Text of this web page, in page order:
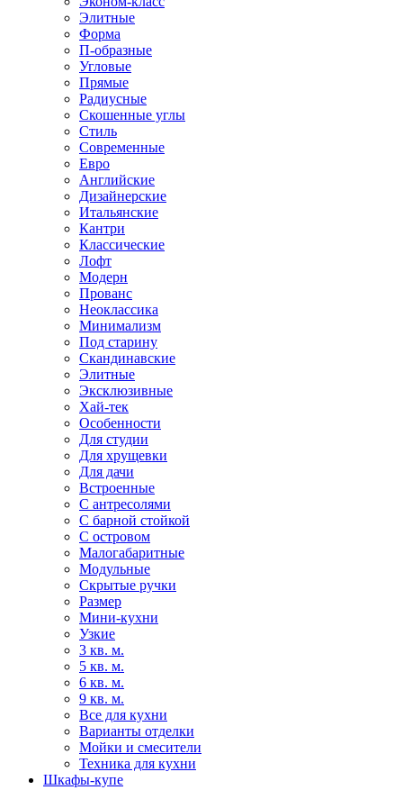
Элитные
Форма
П-образные
Угловые
Прямые
Радиусные
Скошенные углы
Стиль
Современные
Евро
Английские
Дизайнерские
Итальянские
Кантри
Классические
Лофт
Модерн
Прованс
Неоклассика
Минимализм
Под старину
Скандинавские
Элитные
Эксклюзивные
Хай-тек
Особенности
Для студии
Для хрущевки
Для дачи
Встроенные
С антресолями
С барной стойкой
С островом
Малогабаритные
Модульные
Скрытые ручки
Размер
Мини-кухни
Узкие
3 кв. м.
5 кв. м.
6 кв. м.
9 кв. м.
Все для кухни
Варианты отделки
Мойки и смесители
Техника для кухни
Шкафы-купе